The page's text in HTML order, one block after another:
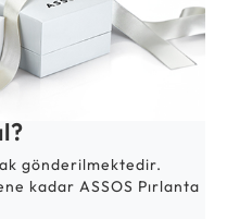
gönderilmektedir.
kadar ASSOS Pırlanta